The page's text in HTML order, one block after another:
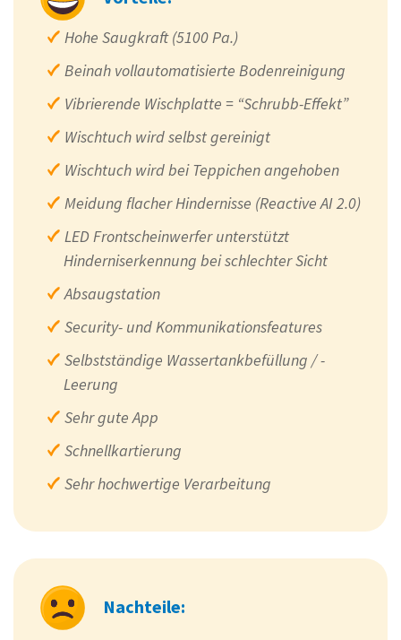
Hohe Saugkraft (5100 Pa.)
Beinah vollautomatisierte Bodenreinigung
Vibrierende Wischplatte = “Schrubb-Effekt”
Wischtuch wird selbst gereinigt
Wischtuch wird bei Teppichen angehoben
Meidung flacher Hindernisse (Reactive AI 2.0)
LED Frontscheinwerfer unterstützt
Hinderniserkennung bei schlechter Sicht
Absaugstation
Security- und Kommunikationsfeatures
Selbstständige Wassertankbefüllung / -
Leerung
Sehr gute App
Schnellkartierung
Sehr hochwertige Verarbeitung
Nachteile: